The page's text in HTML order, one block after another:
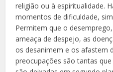
religião ou à espiritualidade.
momentos de dificuldade,
Permitem que o
ameaça de despejo, as
os desanimem e os afastem
preocupações são tantas